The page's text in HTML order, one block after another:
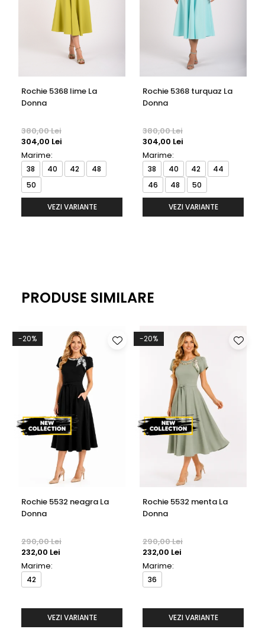
Rochie 5368 lime La
Donna
380,00 Lei
304,00 Lei
Marime:
38 40 42
48
50
VEZI VARIANTE
Rochie 5368 turquaz La
Donna
380,00 Lei
304,00 Lei
Marime:
38 40 42
44
46
48 50
VEZI VARIANTE
PRODUSE SIMILARE
-20%
Rochie 5532 neagra La
Donna
290,00 Lei
232,00 Lei
Marime:
42
VEZI VARIANTE
-20%
Rochie 5532 menta La
Donna
290,00 Lei
232,00 Lei
Marime:
36
VEZI VARIANTE